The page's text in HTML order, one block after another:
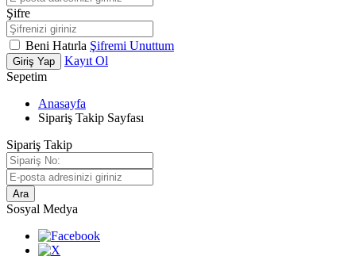
Şifre
Beni Hatırla Şifremi Unuttum
Giriş Yap
Kayıt Ol
Sepetim
Anasayfa
Sipariş Takip Sayfası
Sipariş Takip
Ara
Sosyal Medya